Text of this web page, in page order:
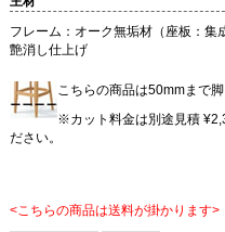
フレーム：オーク無垢材（座板：集
艶消し仕上げ
こちらの商品は50mmまで脚
※カット料金は別途見積
ださい。
<こちらの商品は送料が掛かります>